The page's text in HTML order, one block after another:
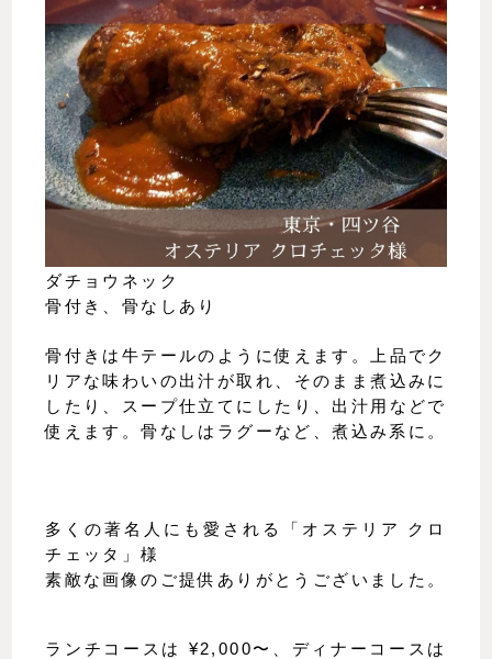
ダチョウネック
骨付き、骨なしあり
骨付きは牛テールのように使えます。上品でク
リアな味わいの出汁が取れ、そのまま煮込みに
したり、スープ仕立てにしたり、出汁用などで
使えます。骨なしはラグーなど、煮込み系に。
多くの著名人にも愛される「オステリア クロ
チェッタ」様
素敵な画像のご提供ありがとうございました。
ランチコースは ¥2,000〜、ディナーコースは